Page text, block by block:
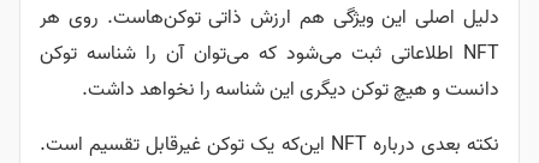
دلیل اصلی این ویژگی هم ارزش ذاتی توکن‌‌هاست. روی هر
NFT اطلاعاتی ثبت می‌شود که می‌توان آن را شناسه توکن
دانست و هیچ توکن دیگری این شناسه را نخواهد داشت.
نکته بعدی درباره NFT‌ این‌که یک توکن غیرقابل تقسیم است.